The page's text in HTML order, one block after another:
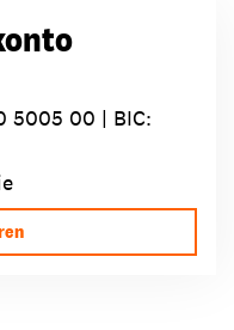
5005 00 | BIC: